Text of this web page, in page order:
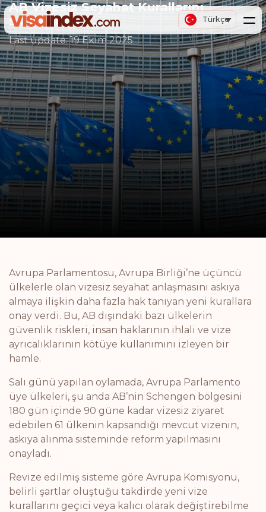
Türkçe
AB Vizesiz Seyahat Kurallarını
Sıkılaştırıyor
Last update: 19 Ekim 2025
Avrupa Parlamentosu, Avrupa Birliği’ne üçüncü
ülkelerle olan vizesiz seyahat anlaşmasını askıya
almaya ilişkin daha fazla hak tanıyan yeni kurallara
onay verdi. Bu, AB dışındaki bazı ülkelerin
güvenlik riskleri, insan haklarının ihlali ve vize
ayrıcalıklarının kötüye kullanımını izleyen bir
hamle.
Salı günü yapılan oylamada, Avrupa Parlamento
üye ülkeleri, şu anda AB’nin Schengen bölgesini
180 gün içinde 90 güne kadar vizesiz ziyaret
edebilen 61 ülkenin kapsandığı mevcut vizenin,
askıya alınma sisteminde reform yapılmasını
onayladı.
Revize edilmiş sisteme göre Avrupa Komisyonu,
belirli şartlar oluştuğu takdirde yeni vize
kurallarını geçici veya kalıcı olarak değiştirebilme